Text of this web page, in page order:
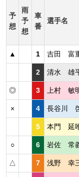
予
想
雨
予
想
車
番
選手名
▲ 1 吉田 富
2 清水 雄
◎ 3 上村 敏
× 4 長谷川
5 本門 延
○ 6 岩佐 常
△ 7 浅野 幸